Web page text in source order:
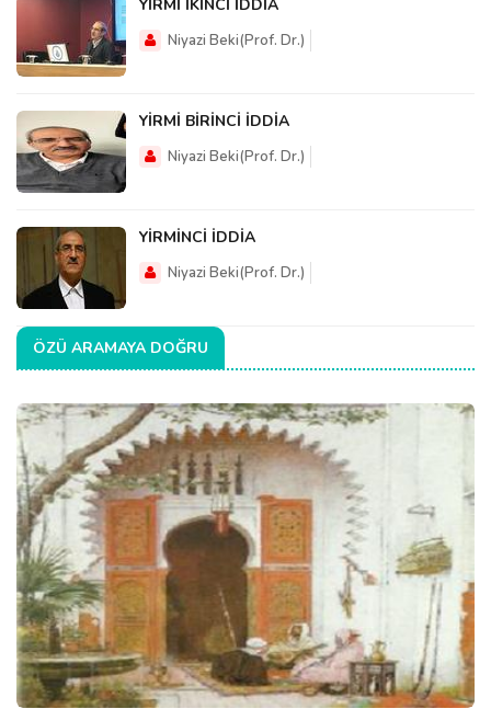
YİRMİ İKİNCİ İDDİA
Niyazi Beki(Prof. Dr.)
YİRMİ BİRİNCİ İDDİA
Niyazi Beki(Prof. Dr.)
YİRMİNCİ İDDİA
Niyazi Beki(Prof. Dr.)
ÖZÜ ARAMAYA DOĞRU